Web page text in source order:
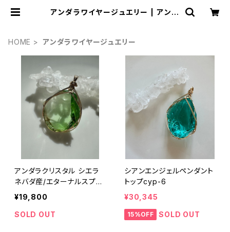
アンダラワイヤージュエリー | アンダ
HOME
アンダラワイヤージュエリー
アンダラクリスタル シエラ
ネバダ産/エターナルスプリ
ング14kgfワイヤーペンダン
トwesp-1
¥19,800
SOLD OUT
シアンエンジェルペンダント
トップcyp-6
¥30,345
15%OFF SOLD OUT